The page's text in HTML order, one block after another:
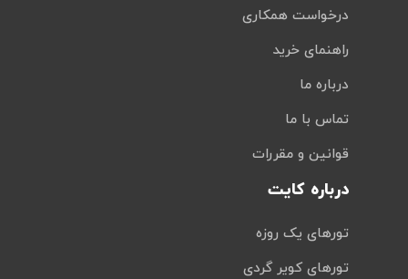
درخواست همکاری
راهنمای خرید
درباره ما
تماس با ما
قوانین و مقررات
درباره کایت
تورهای یک روزه
تورهای کویر گردی